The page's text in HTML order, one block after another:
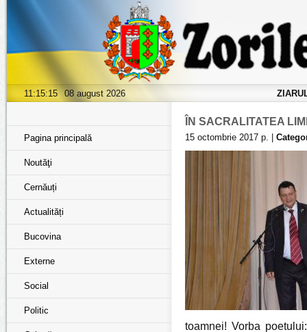
11:15:16 08 august 2026
Pagina principală
Noutăţi
Cernăuți
Actualități
Bucovina
Externe
Social
Politic
ÎN SACRALITATEA
15 octombrie 2017 р. |
toamnei! Vorba